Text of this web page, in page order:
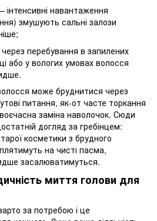
інтенсивні навантаження
змушують сальні залози
перебування в запилених
або у вологих умовах волосся
може бруднитися через
питання, як-от часте торкання
заміна наволочок. Сюди
догляд за гребінцем:
косметики з брудного
на чисті пасма,
засалюватимуться.
миття голови для
за потребою і це